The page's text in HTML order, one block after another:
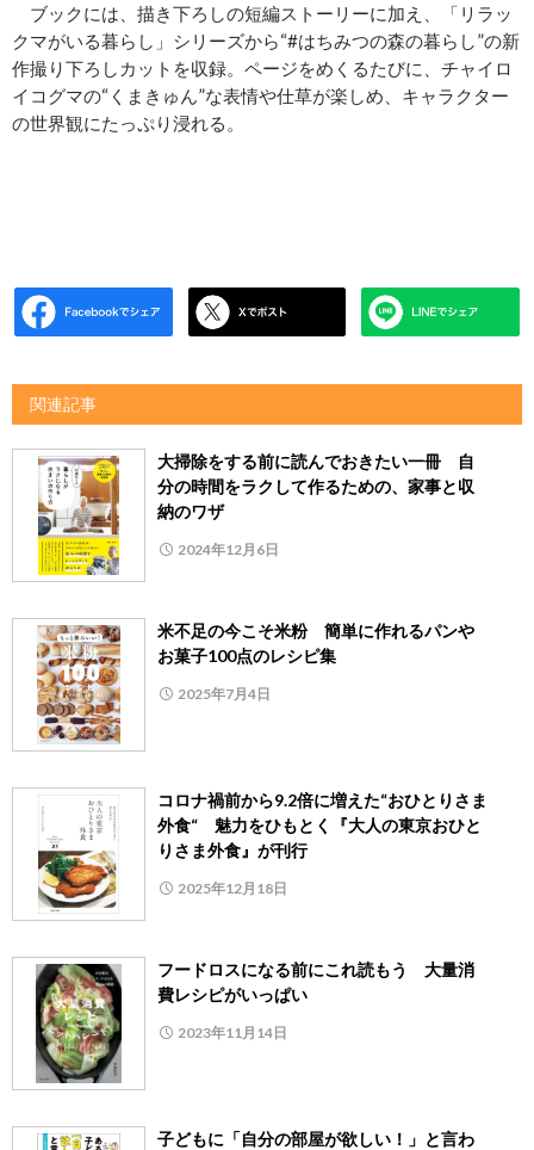
ブックには、描き下ろしの短編ストーリーに加え、「リラッ
クマがいる暮らし」シリーズから“#はちみつの森の暮らし”の新
作撮り下ろしカットを収録。ページをめくるたびに、チャイロ
イコグマの“くまきゅん”な表情や仕草が楽しめ、キャラクター
の世界観にたっぷり浸れる。
関連記事
大掃除をする前に読んでおきたい一冊 自
分の時間をラクして作るための、家事と収
納のワザ
2024年12月6日
米不足の今こそ米粉 簡単に作れるパンや
お菓子100点のレシピ集
2025年7月4日
コロナ禍前から9.2倍に増えた“おひとりさま
外食“ 魅力をひもとく『大人の東京おひと
りさま外食』が刊行
2025年12月18日
フードロスになる前にこれ読もう 大量消
費レシピがいっぱい
2023年11月14日
子どもに「自分の部屋が欲しい！」と言わ